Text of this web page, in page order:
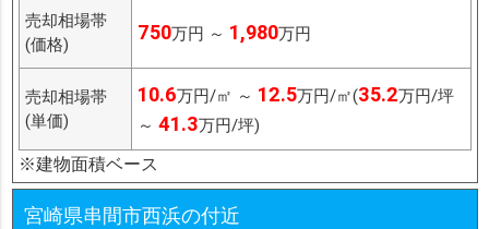
売却相場帯
(価格)
750万円 ～ 1,980万円
売却相場帯
(単価)
10.6万円/㎡ ～ 12.5万円/㎡(35.2万円/坪
～ 41.3万円/坪)
※建物面積ベース
宮崎県串間市西浜の付近